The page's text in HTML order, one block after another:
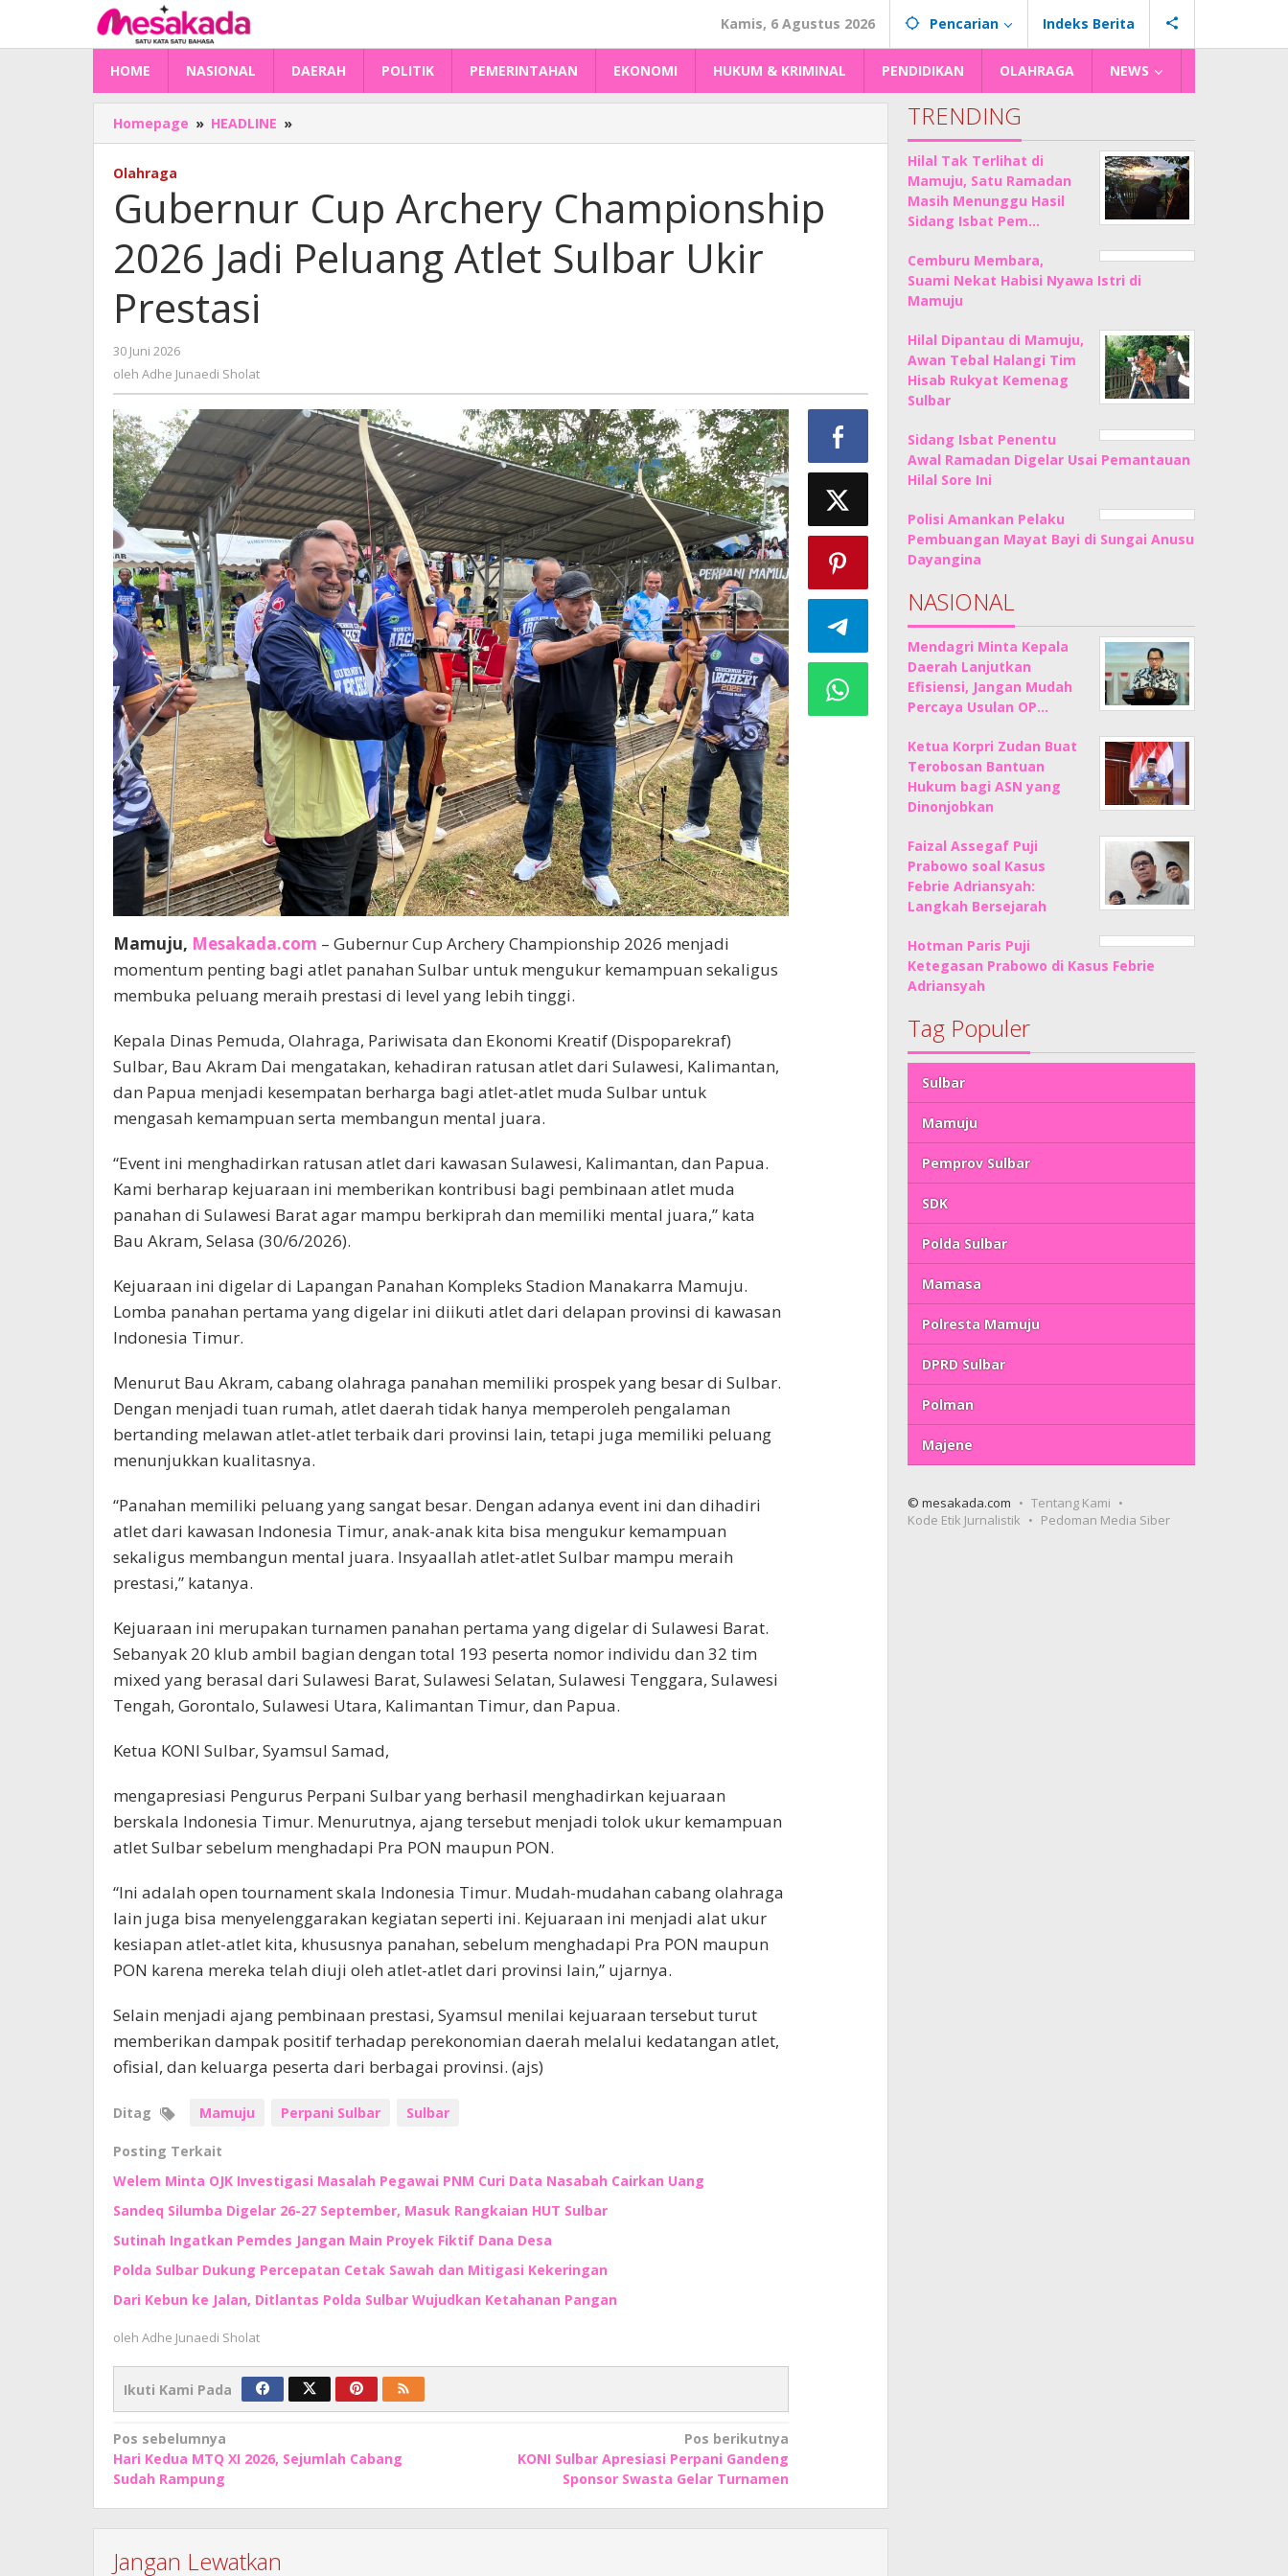
konten
Kamis, 6 Agustus 2026 Pencarian Indeks Berita
HOME NASIONAL DAERAH POLITIK PEMERINTAHAN EKONOMI HUKUM & KRIMINAL PENDIDIKAN OLAHRAGA NEWS
Homepage » HEADLINE »
Cup
2026
Jadi
Peluang
Atlet
Olahraga
Gubernur Cup Archery Championship
2026 Jadi Peluang Atlet Sulbar Ukir
Prestasi
30 Juni 2026
Adhe
oleh Adhe Junaedi Sholat
Mamuju, Mesakada.com – Gubernur Cup Archery Championship 2026 menjadi
momentum penting bagi atlet panahan Sulbar untuk mengukur kemampuan sekaligus
membuka peluang meraih prestasi di level yang lebih tinggi.
Kepala Dinas Pemuda, Olahraga, Pariwisata dan Ekonomi Kreatif (Dispoparekraf)
Sulbar, Bau Akram Dai mengatakan, kehadiran ratusan atlet dari Sulawesi, Kalimantan,
dan Papua menjadi kesempatan berharga bagi atlet-atlet muda Sulbar untuk
mengasah kemampuan serta membangun mental juara.
“Event ini menghadirkan ratusan atlet dari kawasan Sulawesi, Kalimantan, dan Papua.
Kami berharap kejuaraan ini memberikan kontribusi bagi pembinaan atlet muda
panahan di Sulawesi Barat agar mampu berkiprah dan memiliki mental juara,” kata
Bau Akram, Selasa (30/6/2026).
Kejuaraan ini digelar di Lapangan Panahan Kompleks Stadion Manakarra Mamuju.
Lomba panahan pertama yang digelar ini diikuti atlet dari delapan provinsi di kawasan
Indonesia Timur.
Menurut Bau Akram, cabang olahraga panahan memiliki prospek yang besar di Sulbar.
Dengan menjadi tuan rumah, atlet daerah tidak hanya memperoleh pengalaman
bertanding melawan atlet-atlet terbaik dari provinsi lain, tetapi juga memiliki peluang
menunjukkan kualitasnya.
“Panahan memiliki peluang yang sangat besar. Dengan adanya event ini dan dihadiri
atlet dari kawasan Indonesia Timur, anak-anak kita bisa mengukur kemampuan
sekaligus membangun mental juara. Insyaallah atlet-atlet Sulbar mampu meraih
prestasi,” katanya.
Kejuaraan ini merupakan turnamen panahan pertama yang digelar di Sulawesi Barat.
Sebanyak 20 klub ambil bagian dengan total 193 peserta nomor individu dan 32 tim
mixed yang berasal dari Sulawesi Barat, Sulawesi Selatan, Sulawesi Tenggara, Sulawesi
Tengah, Gorontalo, Sulawesi Utara, Kalimantan Timur, dan Papua.
Ketua KONI Sulbar, Syamsul Samad,
mengapresiasi Pengurus Perpani Sulbar yang berhasil menghadirkan kejuaraan
berskala Indonesia Timur. Menurutnya, ajang tersebut menjadi tolok ukur kemampuan
atlet Sulbar sebelum menghadapi Pra PON maupun PON.
“Ini adalah open tournament skala Indonesia Timur. Mudah-mudahan cabang olahraga
lain juga bisa menyelenggarakan kegiatan seperti ini. Kejuaraan ini menjadi alat ukur
kesiapan atlet-atlet kita, khususnya panahan, sebelum menghadapi Pra PON maupun
PON karena mereka telah diuji oleh atlet-atlet dari provinsi lain,” ujarnya.
Selain menjadi ajang pembinaan prestasi, Syamsul menilai kejuaraan tersebut turut
memberikan dampak positif terhadap perekonomian daerah melalui kedatangan atlet,
ofisial, dan keluarga peserta dari berbagai provinsi. (ajs)
Ditag Mamuju Perpani Sulbar Sulbar
Posting Terkait
Welem Minta OJK Investigasi Masalah Pegawai PNM Curi Data Nasabah Cairkan Uang
Sandeq Silumba Digelar 26-27 September, Masuk Rangkaian HUT Sulbar
Sutinah Ingatkan Pemdes Jangan Main Proyek Fiktif Dana Desa
Polda Sulbar Dukung Percepatan Cetak Sawah dan Mitigasi Kekeringan
Dari Kebun ke Jalan, Ditlantas Polda Sulbar Wujudkan Ketahanan Pangan
oleh Adhe Junaedi Sholat
Ikuti Kami Pada
Navigasi
pos
Pos sebelumnya
Hari Kedua MTQ XI 2026, Sejumlah Cabang
Sudah Rampung
Pos berikutnya
KONI Sulbar Apresiasi Perpani Gandeng
Sponsor Swasta Gelar Turnamen
Jangan Lewatkan
TRENDING
Hilal Tak Terlihat di
Mamuju, Satu Ramadan
Masih Menunggu Hasil
Sidang Isbat Pem…
Cemburu Membara,
Suami Nekat Habisi Nyawa Istri di
Mamuju
Hilal Dipantau di Mamuju,
Awan Tebal Halangi Tim
Hisab Rukyat Kemenag
Sulbar
Sidang Isbat Penentu
Awal Ramadan Digelar Usai Pemantauan
Hilal Sore Ini
Polisi Amankan Pelaku
Pembuangan Mayat Bayi di Sungai Anusu
Dayangina
NASIONAL
Mendagri Minta Kepala
Daerah Lanjutkan
Efisiensi, Jangan Mudah
Percaya Usulan OP…
Ketua Korpri Zudan Buat
Terobosan Bantuan
Hukum bagi ASN yang
Dinonjobkan
Faizal Assegaf Puji
Prabowo soal Kasus
Febrie Adriansyah:
Langkah Bersejarah
Hotman Paris Puji
Ketegasan Prabowo di Kasus Febrie
Adriansyah
Tag Populer
Sulbar
Mamuju
Pemprov Sulbar
SDK
Polda Sulbar
Mamasa
Polresta Mamuju
DPRD Sulbar
Polman
Majene
© mesakada.com
Tentang Kami
Kode Etik Jurnalistik
Pedoman Media Siber